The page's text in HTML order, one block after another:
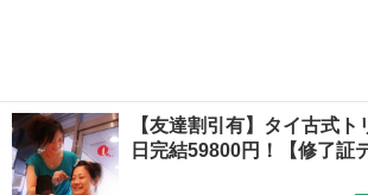
【友達割引有】タイ古式ト
日完結59800円！【修了証